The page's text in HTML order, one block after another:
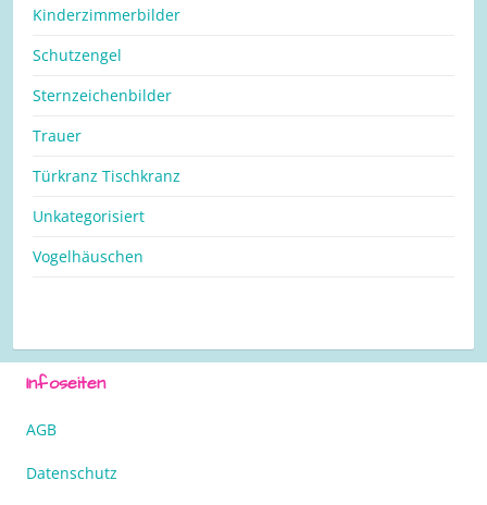
Kinderzimmerbilder
Schutzengel
Sternzeichenbilder
Trauer
Türkranz Tischkranz
Unkategorisiert
Vogelhäuschen
Infoseiten
AGB
Datenschutz